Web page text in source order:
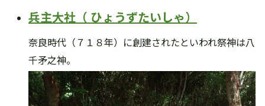
兵主大社（ ひょうずたいしゃ）
奈良時代（７１８年）に創建されたといわれ祭神は八
千矛之神。